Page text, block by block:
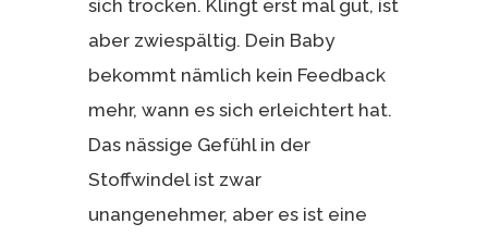
sich trocken. Klingt erst mal gut, ist
aber zwiespältig. Dein Baby
bekommt nämlich kein Feedback
mehr, wann es sich erleichtert hat.
Das nässige Gefühl in der
Stoffwindel ist zwar
unangenehmer, aber es ist eine